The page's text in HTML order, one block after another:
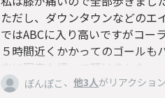
ただし、ダウンタウンなどのエ
ではABCに入り高いですがコー
５時間近くかかってのゴール
方に写真も撮って頂けました。
ぽんぽこ 、 他3人がリアクション